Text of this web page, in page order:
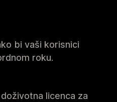
bi vaši korisnici
roku.
licenca za